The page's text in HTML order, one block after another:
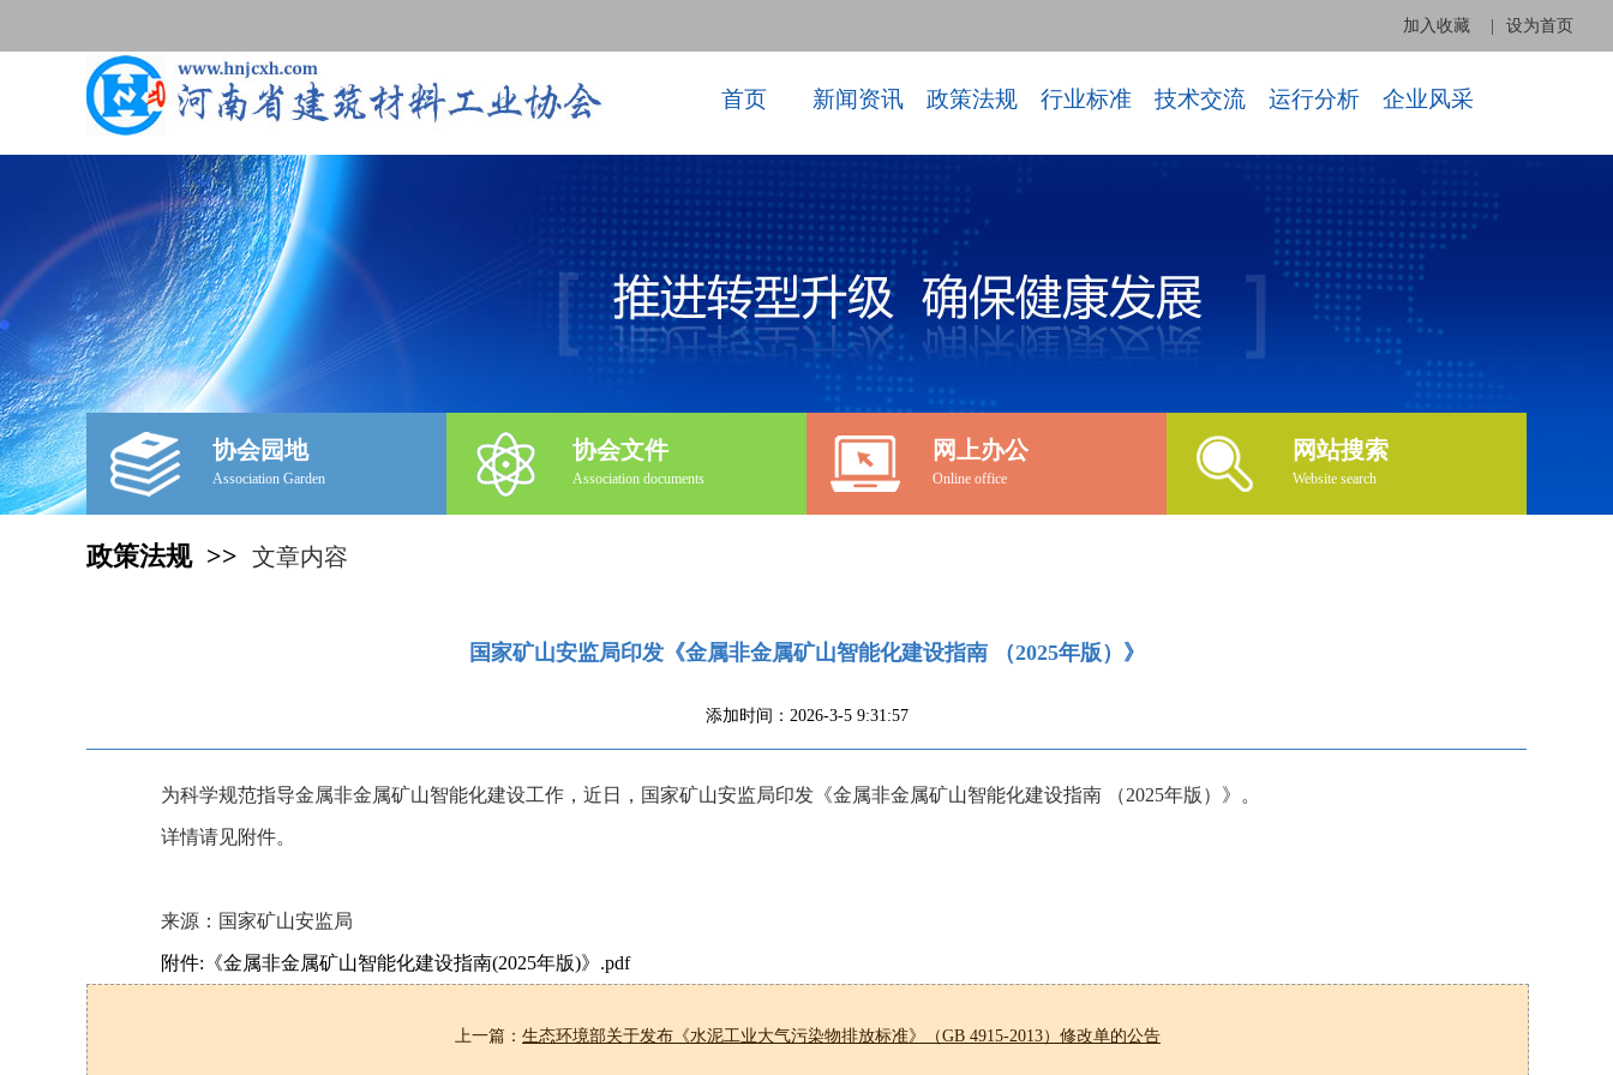
加入收藏 设为首页
首页 新闻资讯 政策法规 行业标准 技术交流 运行分析 企业风采
协会园地
Association Garden
协会文件
Association documents
网上办公
Online office
网站搜索
Website search
政策法规 >> 文章内容
国家矿山安监局印发《金属非金属矿山智能化建设指南 （2025年版）》
添加时间：2026-3-5 9:31:57
为科学规范指导金属非金属矿山智能化建设工作，近日，国家矿山安监局印发《金属非金属矿山智能化建设指南 （2025年版）》。
详情请见附件。
来源：国家矿山安监局
附件:《金属非金属矿山智能化建设指南(2025年版)》.pdf
上一篇： 生态环境部关于发布《水泥工业大气污染物排放标准》（GB 4915-2013）修改单的公告